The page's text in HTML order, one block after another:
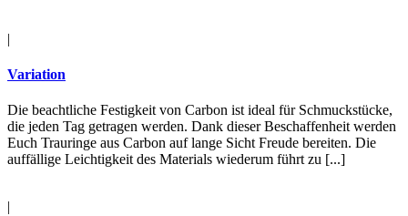
|
Variation
Die beachtliche Festigkeit von Carbon ist ideal für Schmuckstücke,
die jeden Tag getragen werden. Dank dieser Beschaffenheit werden
Euch Trauringe aus Carbon auf lange Sicht Freude bereiten. Die
auffällige Leichtigkeit des Materials wiederum führt zu [...]
|